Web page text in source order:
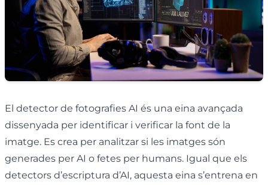
El detector de fotografies AI és una eina avançada
dissenyada per identificar i verificar la font de la
imatge. Es crea per analitzar si les imatges són
generades per AI o fetes per humans. Igual que els
detectors d’escriptura d’AI, aquesta eina s’entrena en